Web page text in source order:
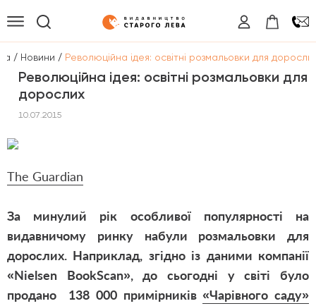
/ Новини / Революційна ідея: освітні розмальовки для
Революційна ідея: освітні розмальовки для
дорослих
10.07.2015
The Guardian
За минулий рік особливої популярності на
видавничому ринку набули розмальовки для
дорослих. Наприклад, згідно із даними компанії
«Nielsen BookScan», до сьогодні у світі було
продано 138 000 примірників«Чарівного саду»